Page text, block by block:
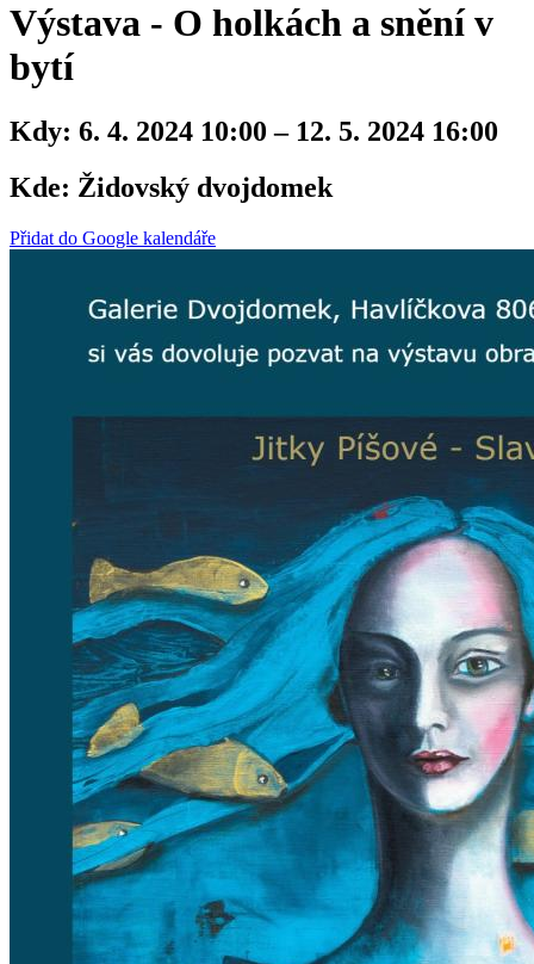
Výstava - O holkách a snění v
bytí
Kdy: 6. 4. 2024 10:00 – 12. 5. 2024 16:00
Kde: Židovský dvojdomek
Přidat do Google kalendáře